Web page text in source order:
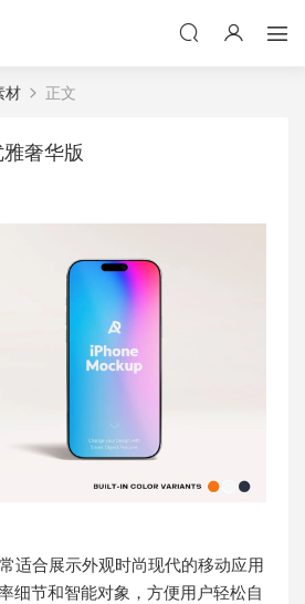
材 正文
奢华版
适合展示外观时尚现代的移动应用
细节和智能对象，方便用户轻松自